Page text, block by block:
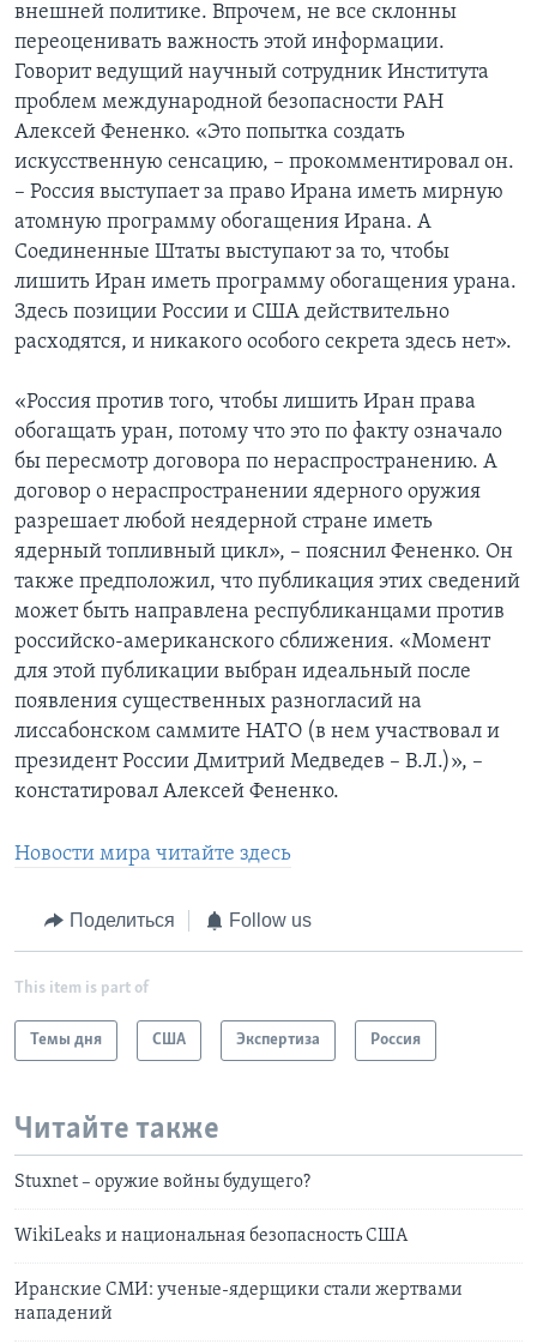
внешней политике. Впрочем, не все склонны
переоценивать важность этой информации.
Говорит ведущий научный сотрудник Института
проблем международной безопасности РАН
Алексей Фененко. «Это попытка создать
искусственную сенсацию, – прокомментировал он.
– Россия выступает за право Ирана иметь мирную
атомную программу обогащения Ирана. А
Соединенные Штаты выступают за то, чтобы
лишить Иран иметь программу обогащения урана.
Здесь позиции России и США действительно
расходятся, и никакого особого секрета здесь нет».
«Россия против того, чтобы лишить Иран права
обогащать уран, потому что это по факту означало
бы пересмотр договора по нераспространению. А
договор о нераспространении ядерного оружия
разрешает любой неядерной стране иметь
ядерный топливный цикл», – пояснил Фененко. Он
также предположил, что публикация этих сведений
может быть направлена республиканцами против
российско-американского сближения. «Момент
для этой публикации выбран идеальный после
появления существенных разногласий на
лиссабонском саммите НАТО (в нем участвовал и
президент России Дмитрий Медведев – В.Л.)», –
констатировал Алексей Фененко.
Новости мира читайте здесь
Поделиться Follow us
This item is part of
Темы дня США Экспертиза Россия
Читайте также
Stuxnet – оружие войны будущего?
WikiLeaks и национальная безопасность США
Иранские СМИ: ученые-ядерщики стали жертвами
нападений